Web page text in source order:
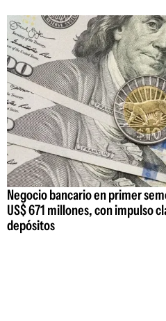
Negocio bancario en primer
US$ 671 millones, con impulso
depósitos